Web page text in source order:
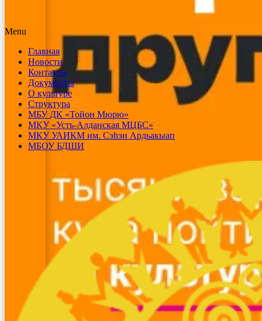
Menu
Главная
Новости
Контакты
Документы
О культуре
Структура
МБУ ДК «Тойон Мюрю»
МКУ «Усть-Алданская МЦБС»
МКУ УАИКМ им. Сэһэн Ардьакыап
МБОУ БДШИ